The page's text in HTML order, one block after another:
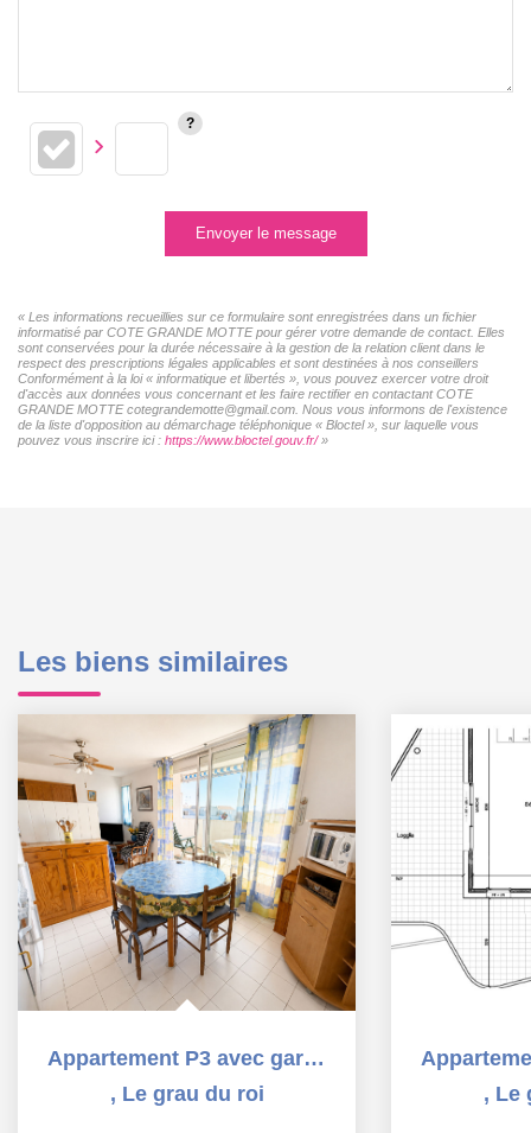
Envoyer le message
« Les informations recueillies sur ce formulaire sont enregistrées dans un fichier
informatisé par COTE GRANDE MOTTE pour gérer votre demande de contact. Elles
sont conservées pour la durée nécessaire à la gestion de la relation client dans le
respect des prescriptions légales applicables et sont destinées à nos conseillers
Conformément à la loi « informatique et libertés », vous pouvez exercer votre droit
d'accès aux données vous concernant et les faire rectifier en contactant COTE
GRANDE MOTTE cotegrandemotte@gmail.com. Nous vous informons de l'existence
de la liste d'opposition au démarchage téléphonique « Bloctel », sur laquelle vous
pouvez vous inscrire ici : https://www.bloctel.gouv.fr/»
Les biens similaires
Appartement P3 avec garage et à proximité de la plages et...
, Le grau du roi , Le